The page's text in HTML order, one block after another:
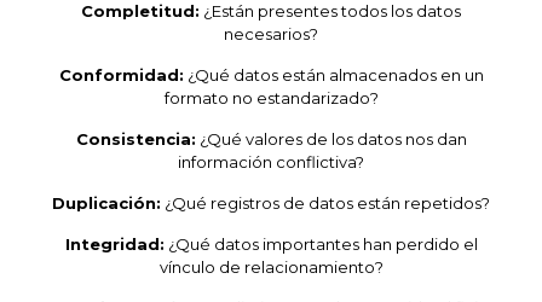
Completitud: ¿Están presentes todos los datos
necesarios?
Conformidad: ¿Qué datos están almacenados en un
formato no estandarizado?
Consistencia: ¿Qué valores de los datos nos dan
información conflictiva?
Duplicación: ¿Qué registros de datos están repetidos?
Integridad: ¿Qué datos importantes han perdido el
vínculo de relacionamiento?